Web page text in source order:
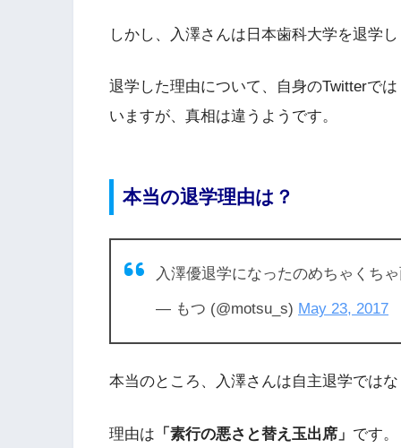
しかし、入澤さんは日本歯科大学を退学
退学した理由について、自身のTwitterでは
いますが、真相は違うようです。
本当の退学理由は？
入澤優退学になったのめちゃくち
— もつ (@motsu_s) May 23, 2017
本当のところ、入澤さんは自主退学では
理由は 「素行の悪さと替え玉出席」 です。